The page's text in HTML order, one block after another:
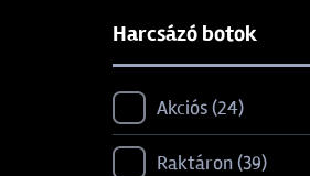
Harcsázó botok
Akciós 24
Raktáron 39